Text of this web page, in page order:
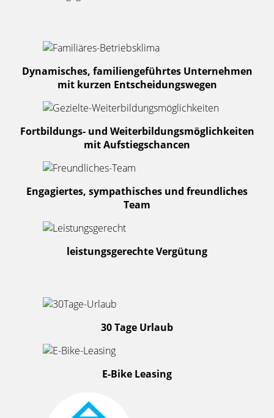
Dynamisches, familiengeführtes Unternehmen
mit kurzen Entscheidungswegen
Fortbildungs- und Weiterbildungsmöglichkeiten
mit Aufstiegschancen
Engagiertes, sympathisches und freundliches
Team
leistungsgerechte Vergütung
30 Tage Urlaub
E-Bike Leasing